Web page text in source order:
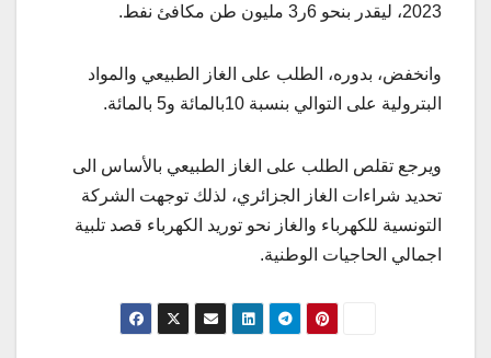
2023، ليقدر بنحو 6ر3 مليون طن مكافئ نفط.
وانخفض، بدوره، الطلب على الغاز الطبيعي والمواد
البترولية على التوالي بنسبة 10بالمائة و5 بالمائة.
ويرجع تقلص الطلب على الغاز الطبيعي بالأساس الى
تحديد شراءات الغاز الجزائري، لذلك توجهت الشركة
التونسية للكهرباء والغاز نحو توريد الكهرباء قصد تلبية
اجمالي الحاجيات الوطنية.